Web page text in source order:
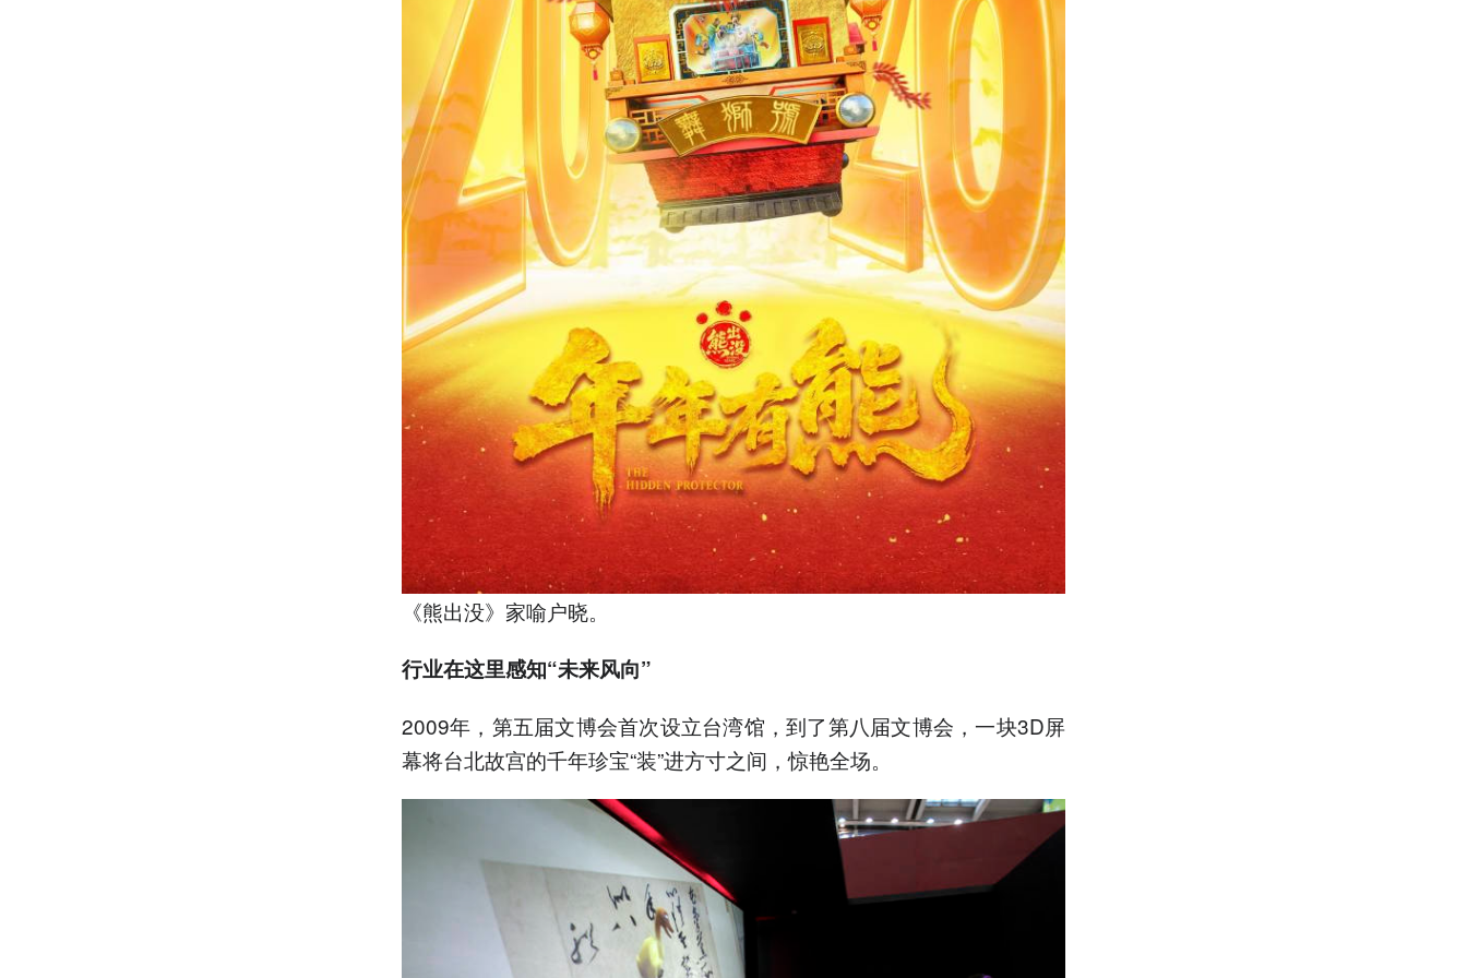
《熊出没》家喻户晓。
行业在这里感知“未来风向”
2009年，第五届文博会首次设立台湾馆，到了第八届文博会，一块3D屏
幕将台北故宫的千年珍宝“装”进方寸之间，惊艳全场。